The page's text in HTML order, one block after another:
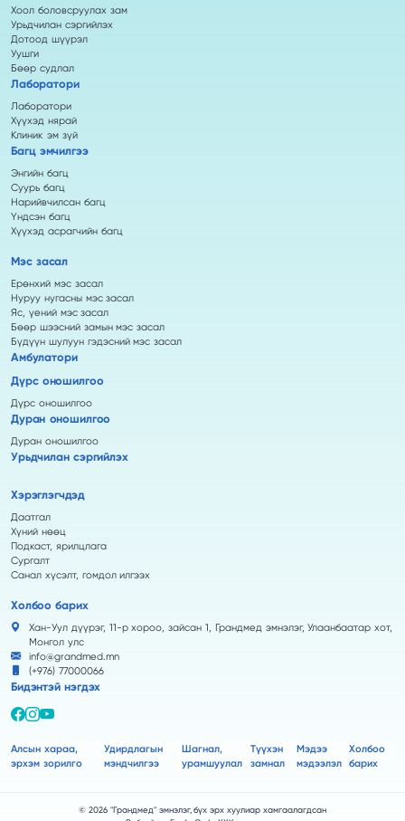
Хоол боловсруулах зам
Урьдчилан сэргийлэх
Дотоод шүүрэл
Уушги
Бөөр судлал
Лаборатори
Лаборатори
Хүүхэд нярай
Клиник эм зүй
Багц эмчилгээ
Энгийн багц
Суурь багц
Нарийвчилсан багц
Үндсэн багц
Хүүхэд асрагчийн багц
Мэс засал
Ерөнхий мэс засал
Нуруу нугасны мэс засал
Яс, үений мэс засал
Бөөр шээсний замын мэс засал
Бүдүүн шулуун гэдэсний мэс засал
Амбулатори
Дүрс оношилгоо
Дүрс оношилгоо
Дуран оношилгоо
Дуран оношилгоо
Урьдчилан сэргийлэх
Хэрэглэгчдэд
Даатгал
Хүний нөөц
Подкаст, ярилцлага
Сургалт
Санал хүсэлт, гомдол илгээх
Холбоо барих
Хан-Уул дүүрэг, 11-р хороо, зайсан 1, Грандмед эмнэлэг, Улаанбаатар хот,
Монгол улс
info@grandmed.mn
(+976) 77000066
Бидэнтэй нэгдэх
Алсын хараа,
эрхэм зорилго
Удирдлагын
мэндчилгээ
Шагнал,
урамшуулал
Түүхэн
замнал
Мэдээ
мэдээлэл
Холбоо
барих
© 2026 "Грандмед" эмнэлэг, бүх эрх хуулиар хамгаалагдсан